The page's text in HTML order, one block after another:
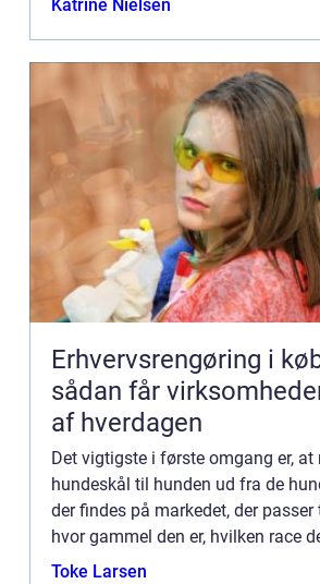
Katrine Nielsen
Erhvervsrengøring i
sådan får
af hverdagen
Det vigtigste i første omgang er,
hundeskål til hunden ud fra de
der findes på markedet, der passer
hvor gammel den er, hvilken race
den er; om den sk...
Toke Larsen